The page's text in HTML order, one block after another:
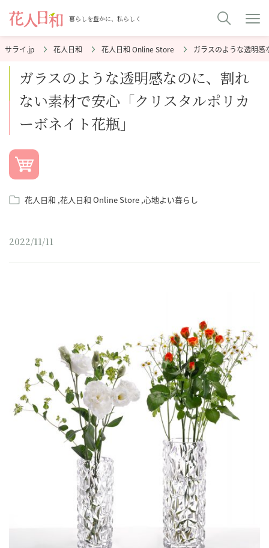
暮らしを豊かに、私らしく
花人日和 花人日和 Online Store ガラスのような透明
ガラスのような透明感なのに、割れ
ない素材で安心「クリスタルポリカ
ーボネイト花瓶」
花人日和 花人日和 Online Store 心地よい暮らし
2022/11/11